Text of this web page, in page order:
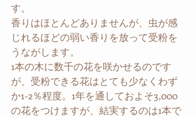
す。
香りはほとんどありませんが、虫が感
じれるほどの弱い香りを放って受粉を
うながします。
1本の木に数千の花を咲かせるのです
が、受粉できる花はとても少なくわず
か1-2％程度。1年を通しておよそ3,000
の花をつけますが、結実するのは1本で